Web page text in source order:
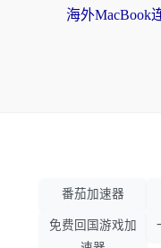
番茄加速器
免费回国游戏加